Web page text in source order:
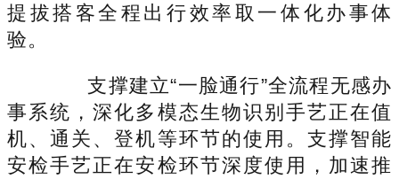
提拔搭客全程出行效率取一体化办事体
验。
支撑建立“一脸通行”全流程无感办
事系统，深化多模态生物识别手艺正在值
机、通关、登机等环节的使用。支撑智能
安检手艺正在安检环节深度使用，加速推